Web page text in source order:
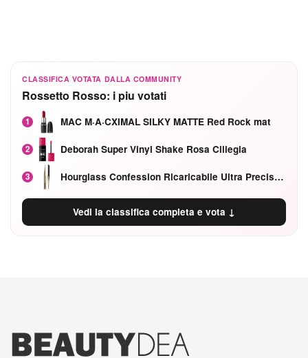
CLASSIFICA VOTATA DALLA COMMUNITY
Rossetto Rosso: i piu votati
1 MAC M·A·CXIMAL SILKY MATTE Red Rock mat
2 Deborah Super Vinyl Shake Rosa Ciliegia
3 Hourglass Confession Ricaricabile Ultra Preciso Ad Alta Intensità Secretly Classic Red
Vedi la classifica completa e vota ↓